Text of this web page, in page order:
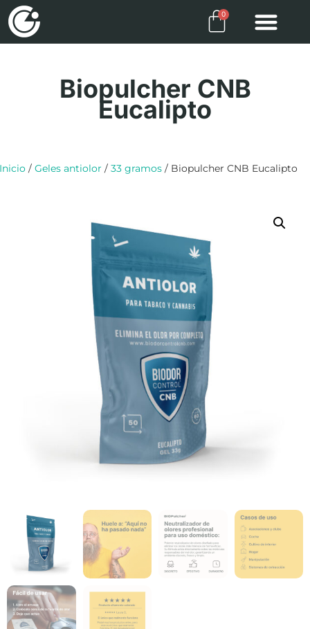
0
Biopulcher CNB
Eucalipto
/ Geles antiolor / 33 gramos/ Biopulcher CNB Eucalipto